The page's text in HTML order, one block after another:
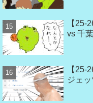
【25-
vs 千
【25-
ジェッ